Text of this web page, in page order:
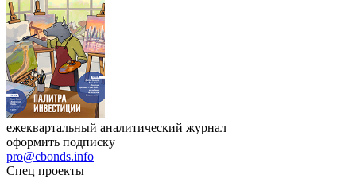
ежеквартальный аналитический журнал
оформить подписку
pro@cbonds.info
Спец проекты